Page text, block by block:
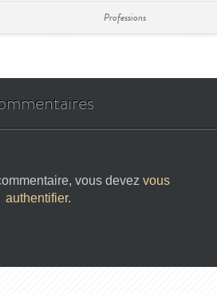
Professions
vous devez vous
authentifier.